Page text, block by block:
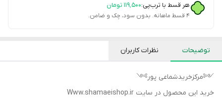
هر قسط با ترب‌پی:۱۱۹٬۵۰۰ تومان
۴ قسط ماهانه. بدون سود، چک و ضامن.
توضیحات نظرات کاربران
༺مرکزخریدشماعی پور༻
خرید این محصول در سایت Www.shamaeishop.ir